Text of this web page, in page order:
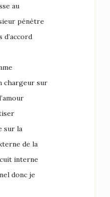
au
pénètre
d’accord
chargeur sur
sur la
de la
interne
donc je